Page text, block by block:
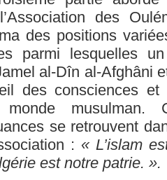
des
des positions
parmi lesquelles
al-Dîn al-Afghâni
des consciences
musulman.
se retrouvent
: « L’islam
est notre patrie. ».